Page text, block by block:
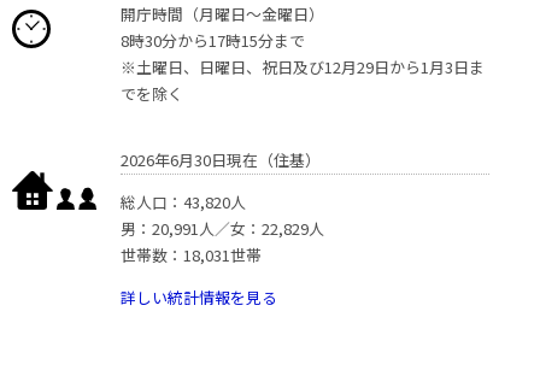
開庁時間（月曜日〜金曜日）
8時30分から17時15分まで
※土曜日、日曜日、祝日及び12月29日から1月3日ま
でを除く
2026年6月30日現在（住基）
総人口：43,820人
男：20,991人／女：22,829人
世帯数：18,031世帯
詳しい統計情報を見る